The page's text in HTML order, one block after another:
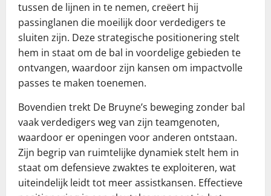
tussen de lijnen in te nemen, creëert hij
passinglanen die moeilijk door verdedigers te
sluiten zijn. Deze strategische positionering stelt
hem in staat om de bal in voordelige gebieden te
ontvangen, waardoor zijn kansen om impactvolle
passes te maken toenemen.
Bovendien trekt De Bruyne’s beweging zonder bal
vaak verdedigers weg van zijn teamgenoten,
waardoor er openingen voor anderen ontstaan.
Zijn begrip van ruimtelijke dynamiek stelt hem in
staat om defensieve zwaktes te exploiteren, wat
uiteindelijk leidt tot meer assistkansen. Effectieve